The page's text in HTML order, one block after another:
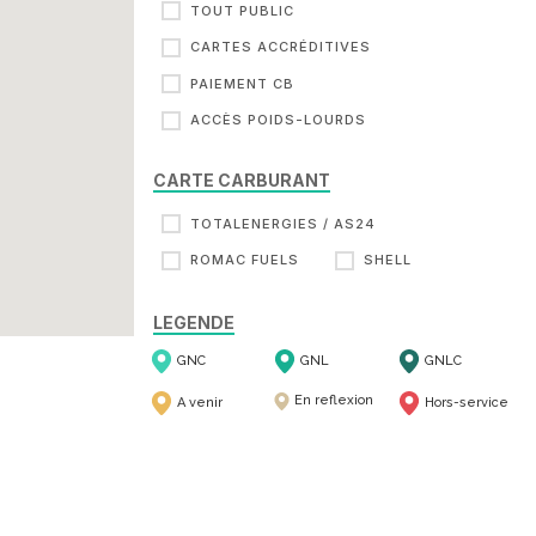
TOUT PUBLIC
CARTES ACCRÉDITIVES
PAIEMENT CB
ACCÈS POIDS-LOURDS
CARTE CARBURANT
TOTALENERGIES / AS24
ROMAC FUELS SHELL
LEGENDE
GNC GNL GNLC
A venir En reflexion Hors-service